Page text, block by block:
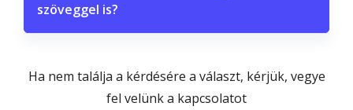
szöveggel is?
Ha nem találja a kérdésére a választ, kérjük, vegye
fel velünk a kapcsolatot